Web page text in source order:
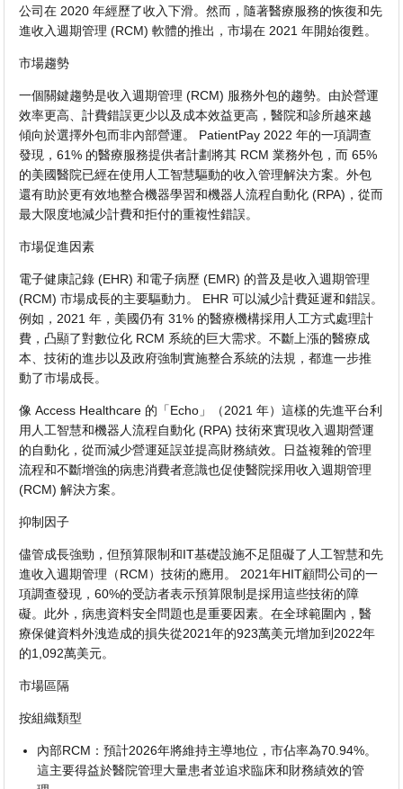
公司在 2020 年經歷了收入下滑。然而，隨著醫療服務的恢復和先
進收入週期管理 (RCM) 軟體的推出，市場在 2021 年開始復甦。
市場趨勢
一個關鍵趨勢是收入週期管理 (RCM) 服務外包的趨勢。由於營運
效率更高、計費錯誤更少以及成本效益更高，醫院和診所越來越
傾向於選擇外包而非內部營運。 PatientPay 2022 年的一項調查
發現，61% 的醫療服務提供者計劃將其 RCM 業務外包，而 65%
的美國醫院已經在使用人工智慧驅動的收入管理解決方案。外包
還有助於更有效地整合機器學習和機器人流程自動化 (RPA)，從而
最大限度地減少計費和拒付的重複性錯誤。
市場促進因素
電子健康記錄 (EHR) 和電子病歷 (EMR) 的普及是收入週期管理
(RCM) 市場成長的主要驅動力。 EHR 可以減少計費延遲和錯誤。
例如，2021 年，美國仍有 31% 的醫療機構採用人工方式處理計
費，凸顯了對數位化 RCM 系統的巨大需求。不斷上漲的醫療成
本、技術的進步以及政府強制實施整合系統的法規，都進一步推
動了市場成長。
像 Access Healthcare 的「Echo」（2021 年）這樣的先進平台利
用人工智慧和機器人流程自動化 (RPA) 技術來實現收入週期營運
的自動化，從而減少營運延誤並提高財務績效。日益複雜的管理
流程和不斷增強的病患消費者意識也促使醫院採用收入週期管理
(RCM) 解決方案。
抑制因子
儘管成長強勁，但預算限制和IT基礎設施不足阻礙了人工智慧和先
進收入週期管理（RCM）技術的應用。 2021年HIT顧問公司的一
項調查發現，60%的受訪者表示預算限制是採用這些技術的障
礙。此外，病患資料安全問題也是重要因素。在全球範圍內，醫
療保健資料外洩造成的損失從2021年的923萬美元增加到2022年
的1,092萬美元。
市場區隔
按組織類型
內部RCM：預計2026年將維持主導地位，市佔率為70.94%。
這主要得益於醫院管理大量患者並追求臨床和財務績效的管